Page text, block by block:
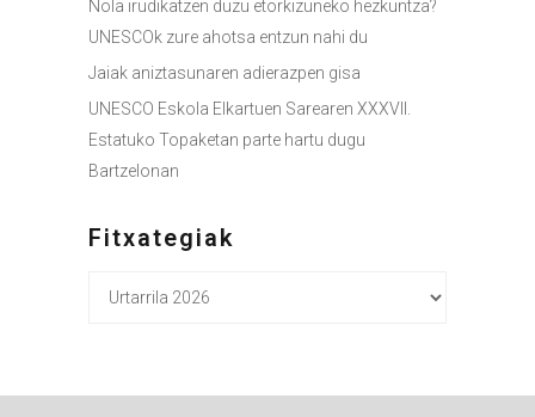
Nola irudikatzen duzu etorkizuneko hezkuntza?
UNESCOk zure ahotsa entzun nahi du
Jaiak aniztasunaren adierazpen gisa
UNESCO Eskola Elkartuen Sarearen XXXVII.
Estatuko Topaketan parte hartu dugu
Bartzelonan
Fitxategiak